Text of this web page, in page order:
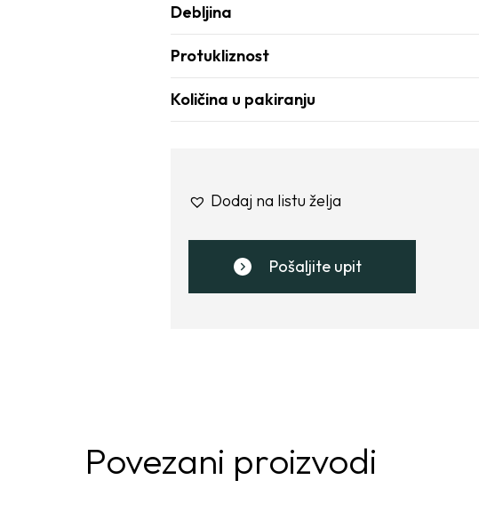
Debljina
Protukliznost
Količina u pakiranju
Dodaj na listu želja
Pošaljite upit
Povezani proizvodi